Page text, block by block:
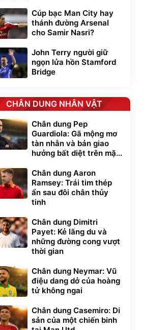
Cúp bạc Man City hay
thánh đường Arsenal
cho Samir Nasri?
John Terry người giữ
ngọn lửa hồn Stamford
Bridge
CHÂN DUNG NHÂN VẬT
Chân dung Pep
Guardiola: Gã mộng mơ
tàn nhẫn và bản giao
hưởng bất diệt trên mặt
Chân dung Aaron
Ramsey: Trái tim thép
ẩn sau đôi chân thủy
tinh
Chân dung Dimitri
Payet: Kẻ lãng du và
những đường cong vượt
thời gian
Chân dung Neymar: Vũ
điệu dang dở của hoàng
tử không ngai
Chân dung Casemiro: Di
sản của một chiến binh